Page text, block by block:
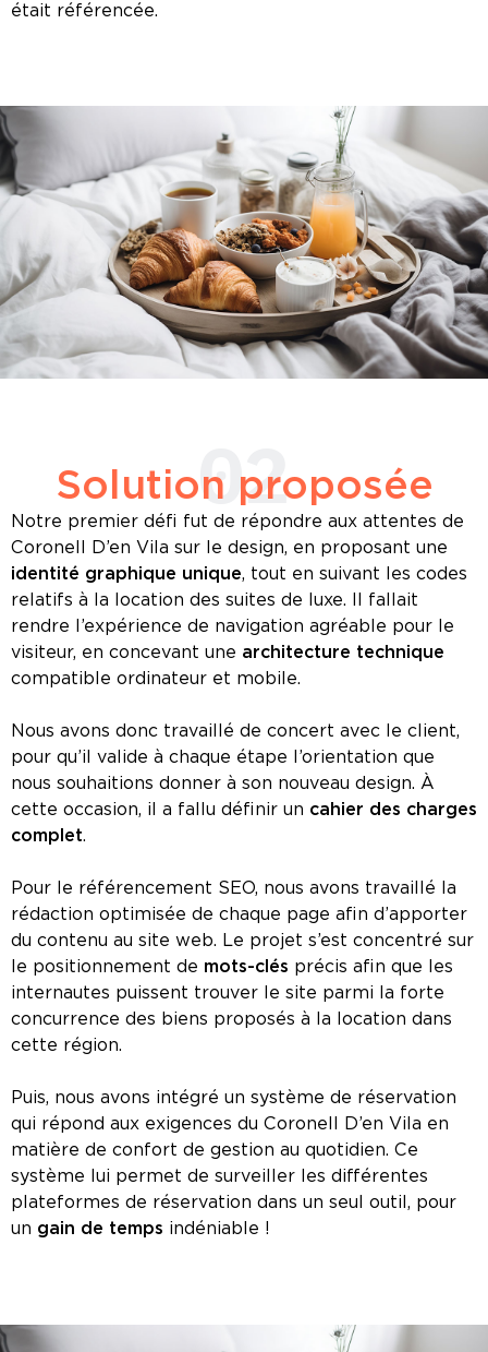
était référencée.
02
Solution proposée
Notre premier défi fut de répondre aux attentes de
Coronell D’en Vila sur le design, en proposant une
identité graphique unique, tout en suivant les codes
relatifs à la location des suites de luxe. Il fallait
rendre l’expérience de navigation agréable pour le
visiteur, en concevant une architecture technique
compatible ordinateur et mobile.
Nous avons donc travaillé de concert avec le client,
pour qu’il valide à chaque étape l’orientation que
nous souhaitions donner à son nouveau design. À
cette occasion, il a fallu définir un cahier des charges
complet.
Pour le référencement SEO, nous avons travaillé la
rédaction optimisée de chaque page afin d’apporter
du contenu au site web. Le projet s’est concentré sur
le positionnement de mots-clés précis afin que les
internautes puissent trouver le site parmi la forte
concurrence des biens proposés à la location dans
cette région.
Puis, nous avons intégré un système de réservation
qui répond aux exigences du Coronell D’en Vila en
matière de confort de gestion au quotidien. Ce
système lui permet de surveiller les différentes
plateformes de réservation dans un seul outil, pour
un gain de temps indéniable !